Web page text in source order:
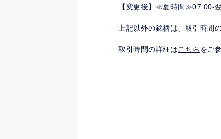
【変更後】≪夏時間
上記以外の銘柄は、取引時間
取引時間の詳細はこちら をご